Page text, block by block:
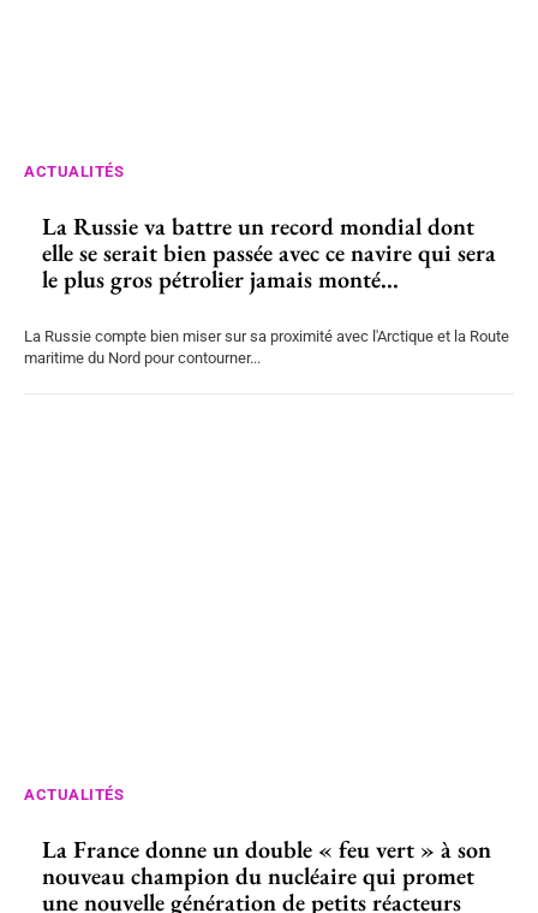
ACTUALITÉS
La Russie va battre un record mondial dont
elle se serait bien passée avec ce navire qui sera
le plus gros pétrolier jamais monté...
La Russie compte bien miser sur sa proximité avec l'Arctique et la Route
maritime du Nord pour contourner...
ACTUALITÉS
La France donne un double « feu vert » à son
nouveau champion du nucléaire qui promet
une nouvelle génération de petits réacteurs